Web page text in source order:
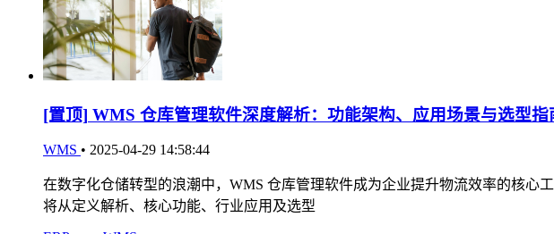
[置顶] WMS 仓库管理软件深度解析：功能架构、应用场景与选型指
WMS • 2025-04-29 14:58:44
在数字化仓储转型的浪潮中，WMS 仓库管理软件成为企业提升物流效率的核
将从定义解析、核心功能、行业应用及选型